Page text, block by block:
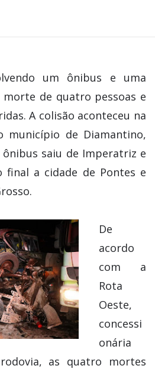
um ônibus e uma
de quatro pessoas e
A colisão aconteceu na
município de Diamantino,
ônibus saiu de Imperatriz e
final a cidade de Pontes e
De
acordo
com a
Rota
Oeste,
concessi
onária
as quatro mortes